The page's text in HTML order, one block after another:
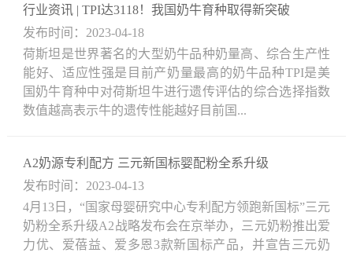
行业资讯 | TPI达3118！我国奶牛育种取得新突破
发布时间：2023-04-18
荷斯坦是世界著名的大型奶牛品种奶量高、综合生产性
能好、适应性强是目前产奶量最高的奶牛品种TPI是美
国奶牛育种中对荷斯坦牛进行遗传评估的综合选择指数
数值越高表示牛的遗传性能越好目前国...
A2奶源专利配方 三元新国标婴配粉全系升级
发布时间：2023-04-13
4月13日，“国家母婴研究中心专利配方领跑新国标”三元
奶粉全系升级A2战略发布会在京举办，三元奶粉推出爱
力优、爱蓓益、爱多恩3款新国标产品，并宣告三元奶